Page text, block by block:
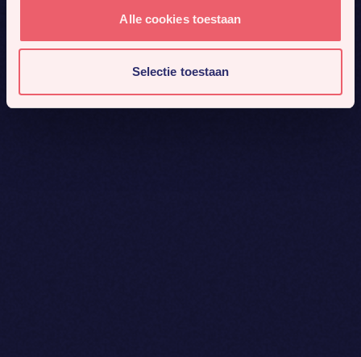
Alle cookies toestaan
Selectie toestaan